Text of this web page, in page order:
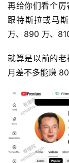
再给你们看个
跟特斯拉或马
万、890 万、
就算是以前的
月差不多能赚